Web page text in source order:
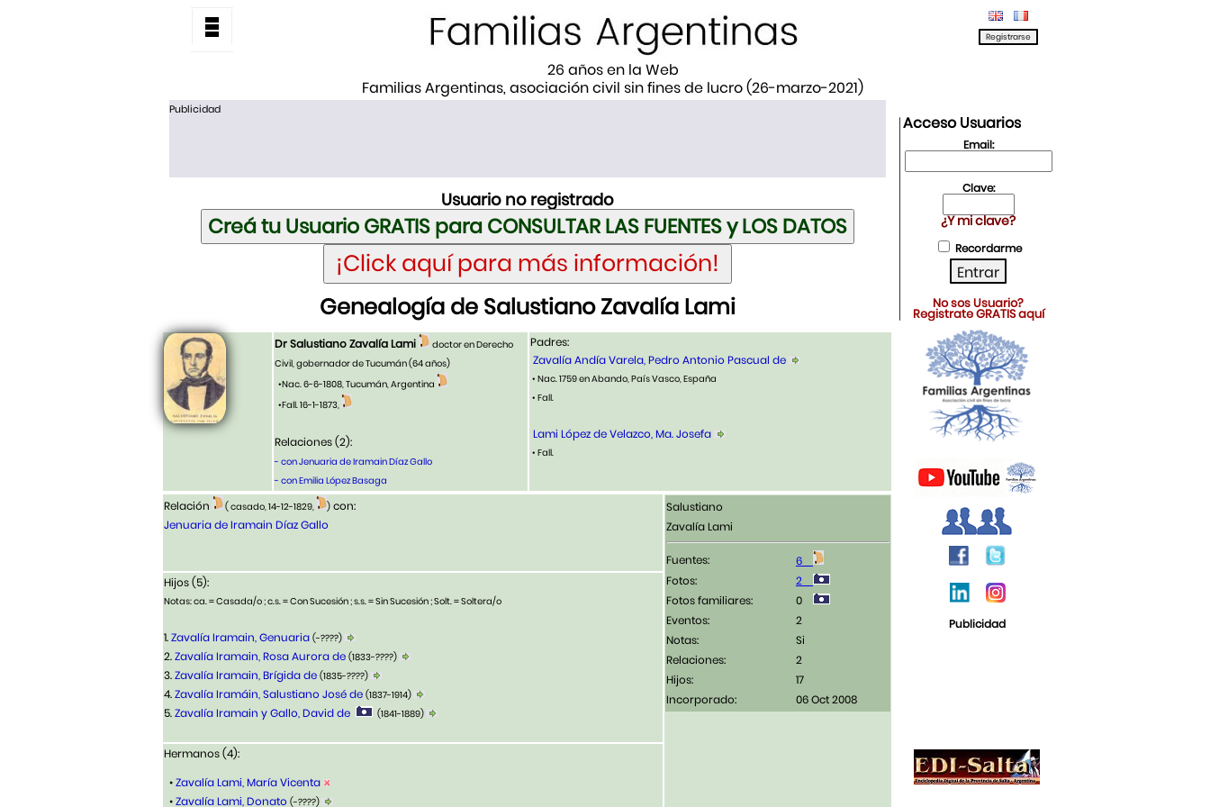
26 años en la Web
Familias Argentinas, asociación civil sin fines de lucro (26-marzo-2021)
Publicidad
Usuario no registrado
Genealogía de Salustiano Zavalía Lami
Dr Salustiano Zavalía Lami
doctor en Derecho
Civil, gobernador de Tucumán(64 años)
•Nac. 6-6-1808, Tucumán, Argentina
•Fall. 16-1-1873,
Relaciones (2):
- con Jenuaria de Iramain Díaz Gallo
- con Emilia López Basaga
Padres:
Zavalía Andía Varela, Pedro Antonio Pascual de
• Nac. 1759 en Abando, País Vasco, España
• Fall.
Lami López de Velazco, Ma. Josefa
• Fall.
Relación ( casado, 14-12-1829, ) con:
Jenuaria de Iramain Díaz Gallo
Salustiano
Zavalía Lami
Fuentes:
6
Fotos:
2
Fotos familiares:
0
Eventos:
2
Notas:
Si
Relaciones:
2
Hijos:
17
Incorporado:
06 Oct 2008
Hijos (5):
Notas: ca. = Casada/o ; c.s. = Con Sucesión ; s.s. = Sin Sucesión ; Solt. = Soltera/o
1.Zavalía Iramain, Genuaria (-????)
2.Zavalía Iramain, Rosa Aurora de (1833-????)
3.Zavalía Iramain, Brígida de (1835-????)
4.Zavalía Iramáin, Salustiano José de (1837-1914)
5.Zavalía Iramain y Gallo, David de (1841-1889)
Hermanos (4):
•Zavalía Lami, María Vicenta
•Zavalía Lami, Donato (-????)
Acceso Usuarios
Email:
Clave:
¿Y mi clave?
Recordarme
No sos Usuario?
Registrate GRATIS aquí
Publicidad